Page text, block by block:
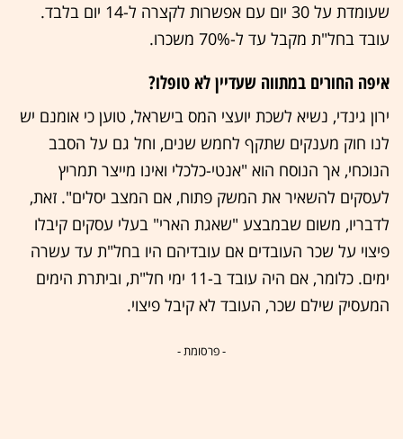
שעומדת על 30 יום עם אפשרות לקצרה ל-14 יום בלבד.
עובד בחל"ת מקבל עד ל-70% משכרו.
איפה החורים במתווה שעדיין לא טופלו?
ירון גינדי, נשיא לשכת יועצי המס בישראל, טוען כי אומנם יש
לנו חוק מענקים שתקף לחמש שנים, וחל גם על הסבב
הנוכחי, אך הנוסח הוא "אנטי-כלכלי ואינו מייצר תמריץ
לעסקים להשאיר את המשק פתוח, אם המצב יסלים". זאת,
לדבריו, משום שבמבצע "שאגת הארי" בעלי עסקים קיבלו
פיצוי על שכר העובדים אם עובדיהם היו בחל"ת עד עשרה
ימים. כלומר, אם היה עובד ב-11 ימי חל"ת, וביתרת הימים
המעסיק שילם שכר, העובד לא קיבל פיצוי.
- פרסומת -